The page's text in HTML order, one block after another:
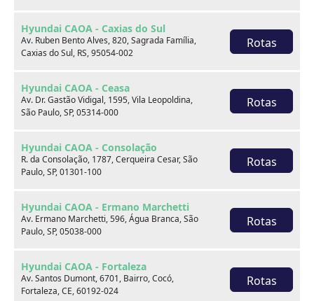
Hyundai CAOA - Caxias do Sul
Av. Ruben Bento Alves, 820, Sagrada Família,
Caxias do Sul, RS, 95054-002
Rotas
Hyundai CAOA - Ceasa
Av. Dr. Gastão Vidigal, 1595, Vila Leopoldina,
São Paulo, SP, 05314-000
Rotas
Hyundai CAOA - Consolação
R. da Consolação, 1787, Cerqueira Cesar, São
Paulo, SP, 01301-100
Rotas
Hyundai CAOA - Ermano Marchetti
Av. Ermano Marchetti, 596, Água Branca, São
Paulo, SP, 05038-000
Rotas
Hyundai CAOA - Fortaleza
Av. Santos Dumont, 6701, Bairro, Cocó,
Fortaleza, CE, 60192-024
Rotas
CAOA Changan | A21 - Tatuapé
CAOA Changan | A21 - Tatuapé
Rua Serra do Japi, 1275 Tatuapé, São Paulo, SP, 03309-
001